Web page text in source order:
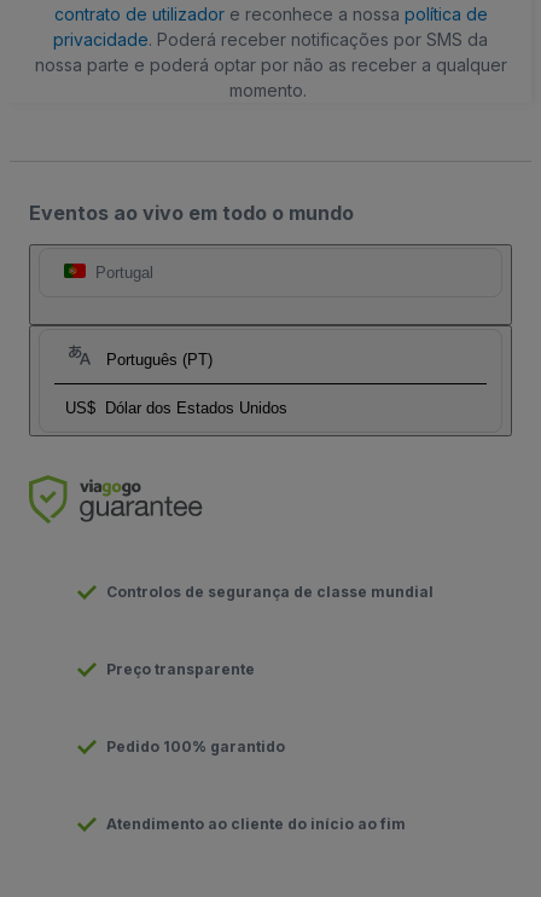
contrato de utilizadore reconhece a nossa política de
privacidade. Poderá receber notificações por SMS da
nossa parte e poderá optar por não as receber a qualquer
momento.
Eventos ao vivo em todo o mundo
Portugal
Português (PT)
US$ Dólar dos Estados Unidos
Controlos de segurança de classe mundial
Preço transparente
Pedido 100% garantido
Atendimento ao cliente do início ao fim